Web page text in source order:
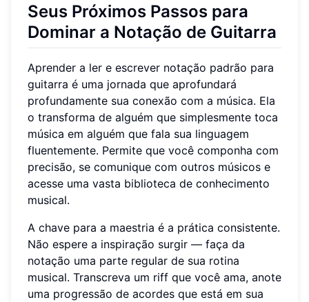
Seus Próximos Passos para
Dominar a Notação de Guitarra
Aprender a ler e escrever notação padrão para
guitarra é uma jornada que aprofundará
profundamente sua conexão com a música. Ela
o transforma de alguém que simplesmente toca
música em alguém que fala sua linguagem
fluentemente. Permite que você componha com
precisão, se comunique com outros músicos e
acesse uma vasta biblioteca de conhecimento
musical.
A chave para a maestria é a prática consistente.
Não espere a inspiração surgir — faça da
notação uma parte regular de sua rotina
musical. Transcreva um riff que você ama, anote
uma progressão de acordes que está em sua